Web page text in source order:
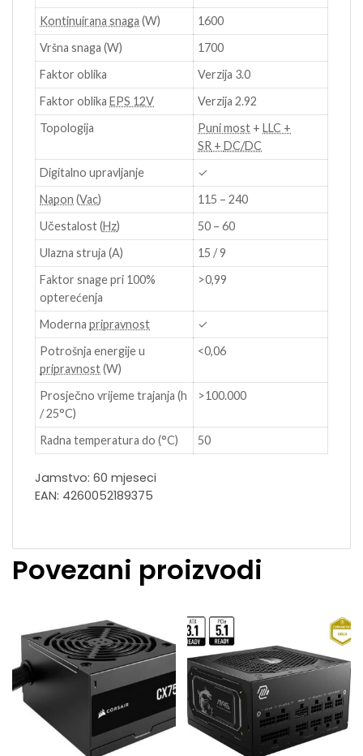
Kontinuirana snaga (W)
1600
Vršna snaga (W)
1700
Faktor oblika
Verzija 3.0
Faktor oblikaEPS 12V
Verzija 2.92
Topologija
Puni most +LLC +
SR +DC/DC
Digitalno upravljanje
✓
Napon (Vac)
115 – 240
Učestalost (Hz)
50 – 60
Ulazna struja (A)
15 / 9
Faktor snage pri 100%
opterećenja
>0,99
Modernapripravnost
✓
Potrošnja energije u
pripravnost(W)
<0,06
Prosječno vrijeme trajanja (h
/ 25°C)
>100.000
Radna temperatura do (°C) 50
Jamstvo: 60 mjeseci
EAN: 4260052189375
Povezani proizvodi